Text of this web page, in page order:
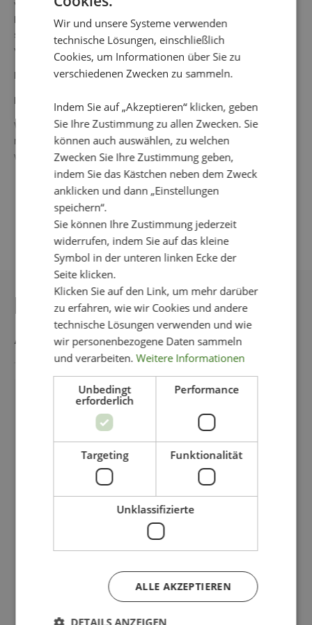
versehen. Dreiviertelärmel, unten ausgestellt. Die untere
Partie ist nicht plissiert, wodurch die Tunika über dem Po
schön fällt. Die Gesamtlänge in Größe S beträgt 70 cm
vom höchsten Punkt.
Farbe: schwarz/ weiß/ mehrfarbig
Material: 92 % Polyester, 8 % Elastan
Waschanleitung: 30° Feinwäsche, kein Wäschetrockner,
nicht einweichen, keine Bleichmittel verwenden, Bügeln
wird nicht empfohlen, nicht chemisch reinigen.
DAS KÖNNTE IHNEN
AUCH GEFALLEN
Wir und unsere Systeme verwenden
technische Lösungen, einschließlich
Cookies, um Informationen über Sie zu
verschiedenen Zwecken zu sammeln.
Indem Sie auf „Akzeptieren“ klicken, geben
Sie Ihre Zustimmung zu allen Zwecken. Sie
können auch auswählen, zu welchen
Zwecken Sie Ihre Zustimmung geben,
indem Sie das Kästchen neben dem Zweck
anklicken und dann „Einstellungen
speichern“.
Sie können Ihre Zustimmung jederzeit
widerrufen, indem Sie auf das kleine
Symbol in der unteren linken Ecke der
Seite klicken.
Klicken Sie auf den Link, um mehr darüber
zu erfahren, wie wir Cookies und andere
technische Lösungen verwenden und wie
wir personenbezogene Daten sammeln
und verarbeiten.Weitere Informationen
Unbedingt
erforderlich
Performance
Targeting Funktionalität
Unklassifizierte
ALLE AKZEPTIEREN
DETAILS ANZEIGEN